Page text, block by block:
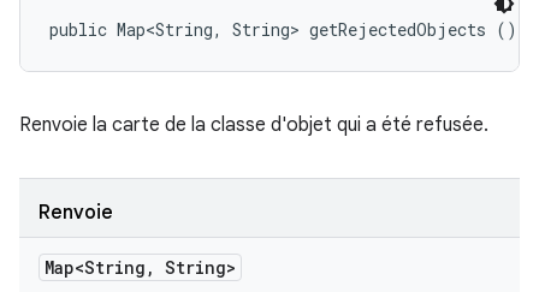
public Map<String, String> getRejectedObjects ()
Renvoie la carte de la classe d'objet qui a été refusée.
Renvoie
Map<String , String>